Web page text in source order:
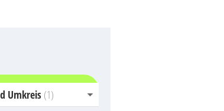
Jetzt finden
Umkreis